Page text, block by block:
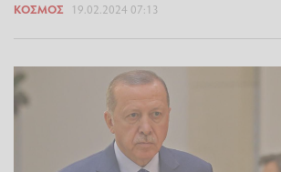
ΚΌΣΜΟΣ 19.02.2024 07:13